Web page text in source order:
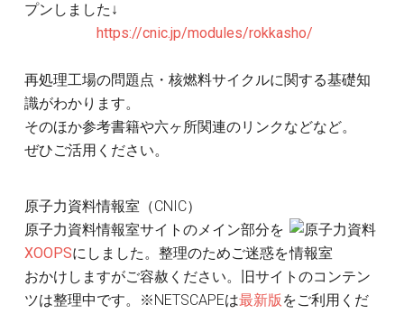
プンしました↓
https://cnic.jp/modules/rokkasho/
再処理工場の問題点・核燃料サイクルに関する基礎知
識がわかります。
そのほか参考書籍や六ヶ所関連のリンクなどなど。
ぜひご活用ください。
原子力資料情報室（CNIC）
原子力資料情報室サイトのメイン部分を
XOOPSにしました。整理のためご迷惑を
おかけしますがご容赦ください。旧サイトのコンテン
ツは整理中です。※NETSCAPEは最新版 をご利用くだ